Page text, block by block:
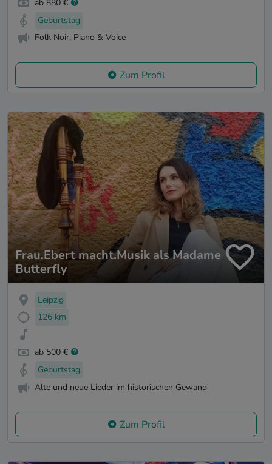
ab 880 €
Geburtstag
Folk Noir, Piano & Voice
Zum Profil
Frau.Ebert macht.Musik als Madame
Butterfly
Leipzig
126 km
ab 500 €
Geburtstag
Alte und neue Lieder im historischen Gewand
Zum Profil